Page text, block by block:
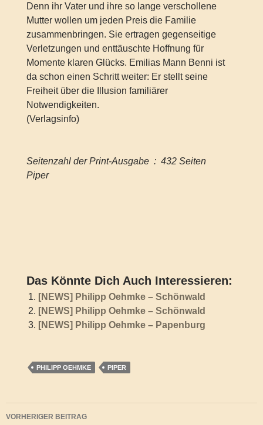
Denn ihr Vater und ihre so lange verschollene
Mutter wollen um jeden Preis die Familie
zusammenbringen. Sie ertragen gegenseitige
Verletzungen und enttäuschte Hoffnung für
Momente klaren Glücks. Emilias Mann Benni ist
da schon einen Schritt weiter: Er stellt seine
Freiheit über die Illusion familiärer
Notwendigkeiten.
(Verlagsinfo)
Seitenzahl der Print-Ausgabe ‏ : ‎ 432 Seiten
Piper
Das Könnte Dich Auch Interessieren:
[NEWS] Philipp Oehmke – Schönwald
[NEWS] Philipp Oehmke – Schönwald
[NEWS] Philipp Oehmke – Papenburg
PHILIPP OEHMKE PIPER
Beitragsnavigation
VORHERIGER BEITRAG